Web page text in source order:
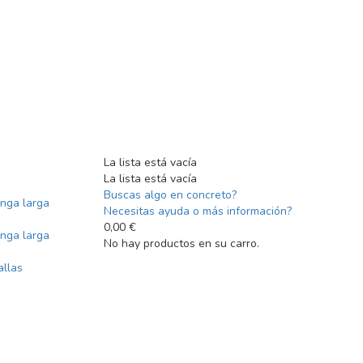
larga
larga
La lista está vacía
La lista está vacía
Buscas algo en concreto?
Necesitas ayuda o más información?
0,00 €
No hay productos en su carro.